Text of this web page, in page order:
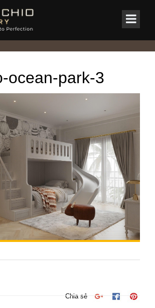
BIỆT THỰ TÂN CỔ ĐIỂN TINH TẾ TẠI HẢI ÂU 1 –
ocean-park-3
Chia sẻ